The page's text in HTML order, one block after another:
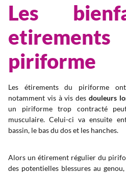
Les
piriforme
Les étirements du piriforme
notamment vis à vis des douleurs
un piriforme trop contracté
musculaire. Celui-ci va ensuite
bassin, le bas du dos et les hanches.
Alors un étirement régulier du
des potentielles blessures au